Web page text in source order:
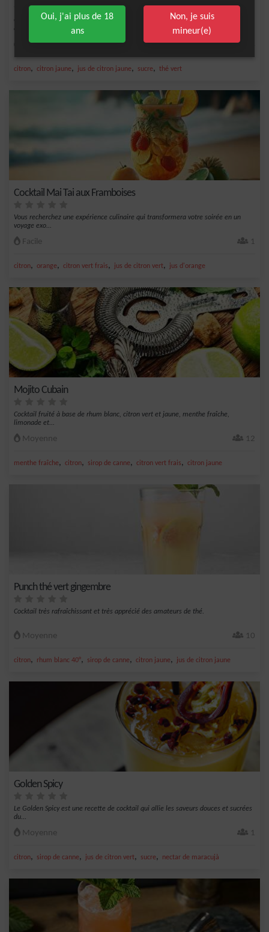
Cette recette de punch est la boisson parfaite pour une soirée entre amis ou une
occasi...
Facile 3 litres
citron, citron jaune, jus de citron jaune, sucre, thé vert
Cocktail Mai Tai aux Framboises
Vous recherchez une expérience culinaire qui transformera votre soirée en un
voyage exo...
Facile 1
citron, orange, citron vert frais, jus de citron vert, jus d'orange
Mojito Cubain
Cocktail fruité à base de rhum blanc, citron vert et jaune, menthe fraîche,
limonade et...
Moyenne 12
menthe fraîche, citron, sirop de canne, citron vert frais, citron jaune
Punch thé vert gingembre
Cocktail très rafraîchissant et très apprécié des amateurs de thé.
Moyenne 10
citron, rhum blanc 40°, sirop de canne, citron jaune, jus de citron jaune
Golden Spicy
Le Golden Spicy est une recette de cocktail qui allie les saveurs douces et sucrées
du...
Moyenne 1
citron, sirop de canne, jus de citron vert, sucre, nectar de maracujà
Oui, j'ai plus de 18
ans
Non, je suis
mineur(e)